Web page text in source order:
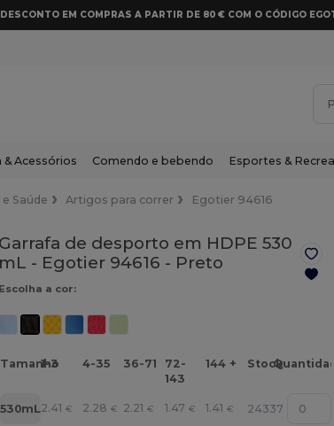
EM COMPRAS A PARTIR DE 80 € COM O CÓDIGO
Acessórios Comendo e bebendo Esportes &
Saúde Artigos para correr Egotier 94616
Garrafa de desporto em HDPE 530
mL - Egotier 94616 - Preto
Escolha a cor:
Tamanho
1-3 4-35 36-71
72-
143
144 + Stock
530mL2.41 € 2.28 € 2.21 € 1.47 € 1.41 € 24337